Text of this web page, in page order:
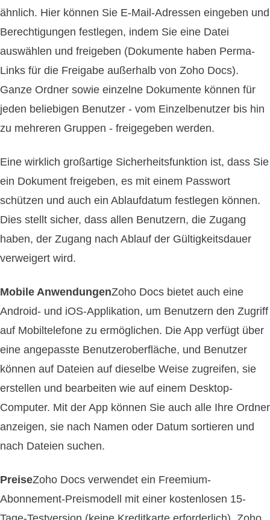
ähnlich. Hier können Sie E-Mail-Adressen eingeben und
Berechtigungen festlegen, indem Sie eine Datei
auswählen und freigeben (Dokumente haben Perma-
Links für die Freigabe außerhalb von Zoho Docs).
Ganze Ordner sowie einzelne Dokumente können für
jeden beliebigen Benutzer - vom Einzelbenutzer bis hin
zu mehreren Gruppen - freigegeben werden.
Eine wirklich großartige Sicherheitsfunktion ist, dass Sie
ein Dokument freigeben, es mit einem Passwort
schützen und auch ein Ablaufdatum festlegen können.
Dies stellt sicher, dass allen Benutzern, die Zugang
haben, der Zugang nach Ablauf der Gültigkeitsdauer
verweigert wird.
Mobile AnwendungenZoho Docs bietet auch eine
Android- und iOS-Applikation, um Benutzern den Zugriff
auf Mobiltelefone zu ermöglichen. Die App verfügt über
eine angepasste Benutzeroberfläche, und Benutzer
können auf Dateien auf dieselbe Weise zugreifen, sie
erstellen und bearbeiten wie auf einem Desktop-
Computer. Mit der App können Sie auch alle Ihre Ordner
anzeigen, sie nach Namen oder Datum sortieren und
nach Dateien suchen.
PreiseZoho Docs verwendet ein Freemium-
Abonnement-Preismodell mit einer kostenlosen 15-